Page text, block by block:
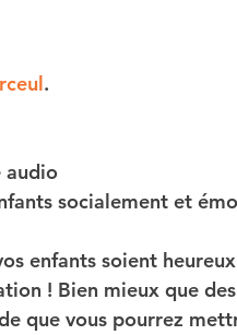
.
audio
socialement et
enfants soient
! Bien mieux que
que vous pourrez